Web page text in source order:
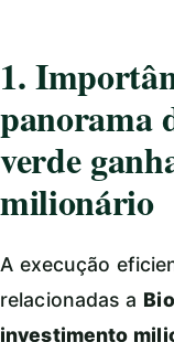
1.
panorama
verde
milionário
A execução
relacionadas a
investimento